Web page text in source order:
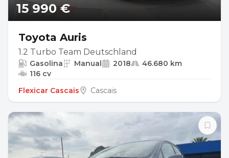
15 990 €
Toyota Auris
1.2 Turbo Team Deutschland
Gasolina Manual 2018
46.680 km
116 cv
Flexicar Cascais
Cascais